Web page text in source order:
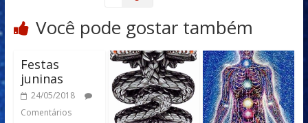
Você pode gostar também
Festas
juninas
24/05/2018
Comentários